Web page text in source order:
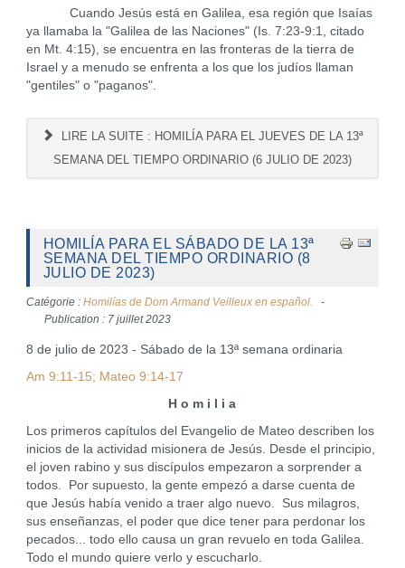
Cuando Jesús está en Galilea, esa región que Isaías
ya llamaba la "Galilea de las Naciones" (Is. 7:23-9:1, citado
en Mt. 4:15), se encuentra en las fronteras de la tierra de
Israel y a menudo se enfrenta a los que los judíos llaman
"gentiles" o "paganos".
LIRE LA SUITE : HOMILÍA PARA EL JUEVES DE LA 13ª
SEMANA DEL TIEMPO ORDINARIO (6 JULIO DE 2023)
HOMILÍA PARA EL SÁBADO DE LA 13ª
SEMANA DEL TIEMPO ORDINARIO (8
JULIO DE 2023)
Catégorie : Homilías de Dom Armand Veilleux en español.
Publication : 7 juillet 2023
8 de julio de 2023 - Sábado de la 13ª semana ordinaria
Am 9:11-15; Mateo 9:14-17
H o m i l i a
Los primeros capítulos del Evangelio de Mateo describen los
inicios de la actividad misionera de Jesús. Desde el principio,
el joven rabino y sus discípulos empezaron a sorprender a
todos. Por supuesto, la gente empezó a darse cuenta de
que Jesús había venido a traer algo nuevo. Sus milagros,
sus enseñanzas, el poder que dice tener para perdonar los
pecados... todo ello causa un gran revuelo en toda Galilea.
Todo el mundo quiere verlo y escucharlo.